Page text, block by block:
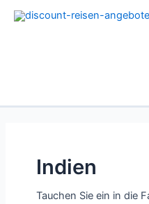
Inhalt
Indien
Tauchen Sie ein in die